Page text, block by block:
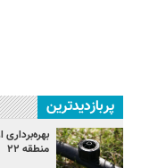
پربازدیدترین
منطقه ۲۲